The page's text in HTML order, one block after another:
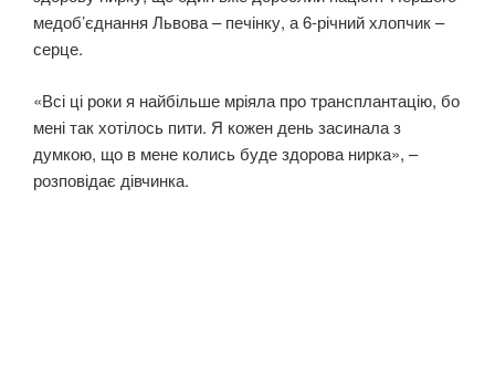
медоб’єднання Львова – печінку, а 6-річний хлопчик –
серце.
«Всі ці роки я найбільше мріяла про трансплантацію, бо
мені так хотілось пити. Я кожен день засинала з
думкою, що в мене колись буде здорова нирка», –
розповідає дівчинка.